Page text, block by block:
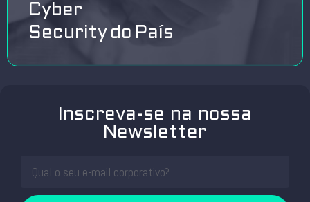
Cyber
Security do País
Inscreva-se na nossa
Newsletter